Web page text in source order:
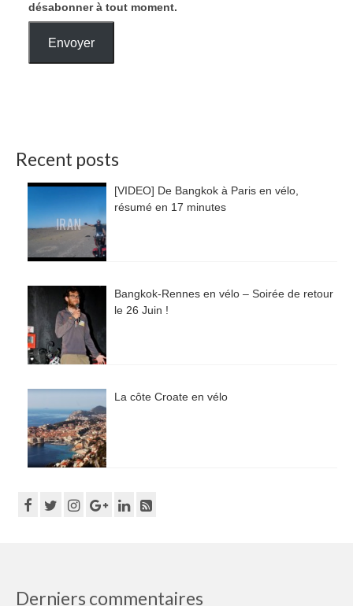
désabonner à tout moment.
Envoyer
Recent posts
[VIDEO] De Bangkok à Paris en vélo,
résumé en 17 minutes
Bangkok-Rennes en vélo – Soirée de retour
le 26 Juin !
La côte Croate en vélo
Derniers commentaires